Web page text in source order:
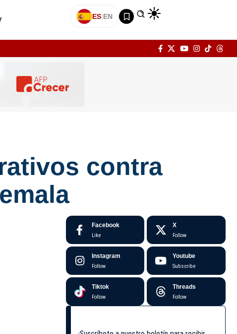
ES|EN
contra
Facebook
Like
X
Follow
Instagram
Follow
Youtube
Subscribe
Tiktok
Follow
Threads
Follow